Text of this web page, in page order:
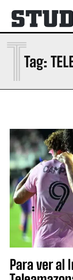
Tag:
T
Para ver al